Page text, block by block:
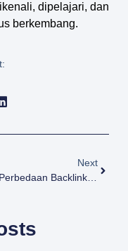
dipelajari, dan
berkembang.
Next
Detail Perbedaan Backlink AC.ID Dan Backlink PBN